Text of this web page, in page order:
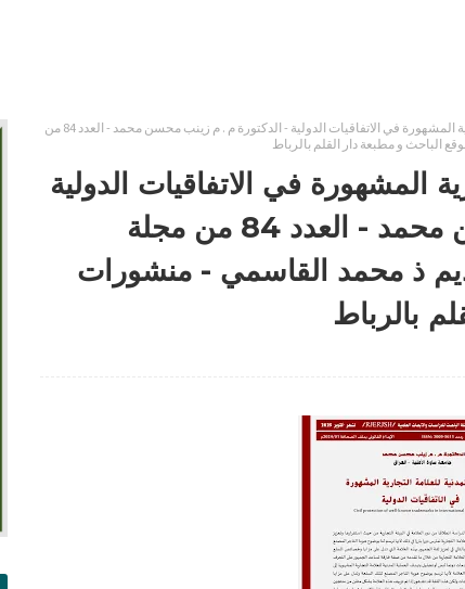
الحماية المدنية للعلامة التجارية المشهورة في الاتفاقيات الدولية - الدكتورة م . م زينب محسن محمد - العدد 84 من
الباحث و مطبعة دار القلم بالرباط
المشهورة في الاتفاقيات الدولية
- الدكتورة م . م زينب محسن محمد - العدد 84 من مجلة
ذ محمد القاسمي - منشورات
بالرباط